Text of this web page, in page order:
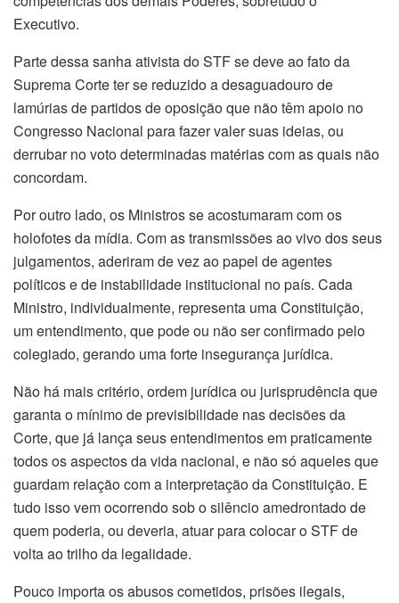
Executivo.
Parte dessa sanha ativista do STF se deve ao fato da
Suprema Corte ter se reduzido a desaguadouro de
lamúrias de partidos de oposição que não têm apoio no
Congresso Nacional para fazer valer suas ideias, ou
derrubar no voto determinadas matérias com as quais não
concordam.
Por outro lado, os Ministros se acostumaram com os
holofotes da mídia. Com as transmissões ao vivo dos seus
julgamentos, aderiram de vez ao papel de agentes
políticos e de instabilidade institucional no país. Cada
Ministro, individualmente, representa uma Constituição,
um entendimento, que pode ou não ser confirmado pelo
colegiado, gerando uma forte insegurança jurídica.
Não há mais critério, ordem jurídica ou jurisprudência que
garanta o mínimo de previsibilidade nas decisões da
Corte, que já lança seus entendimentos em praticamente
todos os aspectos da vida nacional, e não só aqueles que
guardam relação com a interpretação da Constituição. E
tudo isso vem ocorrendo sob o silêncio amedrontado de
quem poderia, ou deveria, atuar para colocar o STF de
volta ao trilho da legalidade.
Pouco importa os abusos cometidos, prisões ilegais,